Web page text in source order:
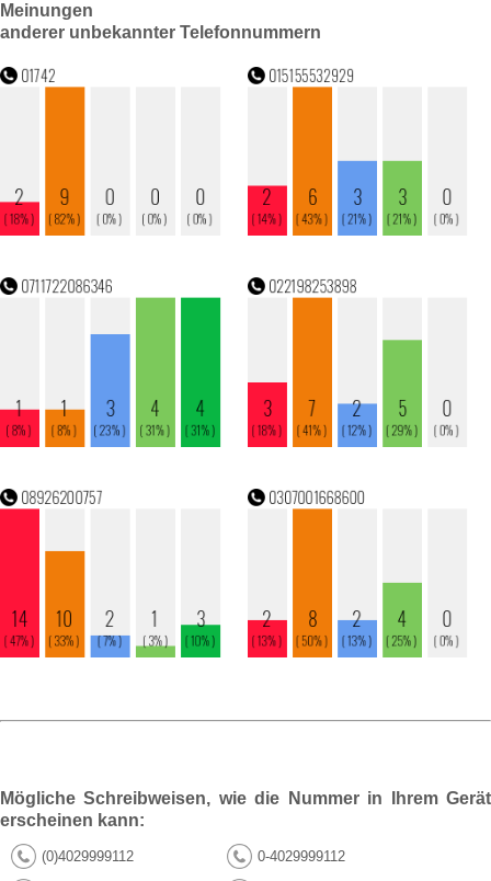
Meinungen
anderer unbekannter Telefonnummern
Mögliche Schreibweisen, wie die Nummer in Ihrem Gerät
erscheinen kann:
(0)4029999112 0-4029999112